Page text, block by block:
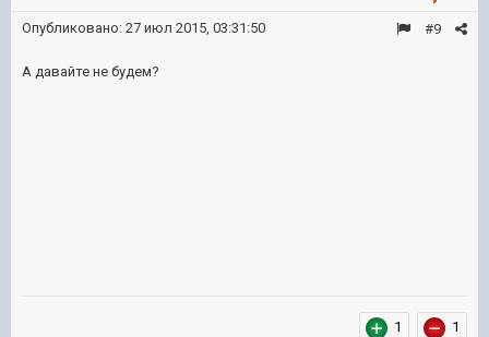
#9
Опубликовано: 27 июл 2015, 03:31:50
А давайте не будем?
1 1